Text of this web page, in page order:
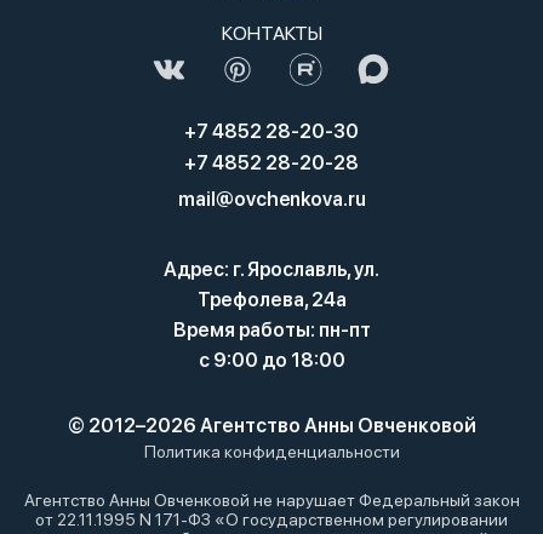
КОНТАКТЫ
+7 4852 28-20-30
+7 4852 28-20-28
mail@ovchenkova.ru
Адрес: г. Ярославль, ул.
Трефолева, 24а
Время работы: пн-пт
с 9:00 до 18:00
Политика конфиденциальности
© 2012–2026 Агентство Анны Овченковой
Агентство Анны Овченковой не нарушает Федеральный закон
от 22.11.1995 N 171-ФЗ «О государственном регулировании